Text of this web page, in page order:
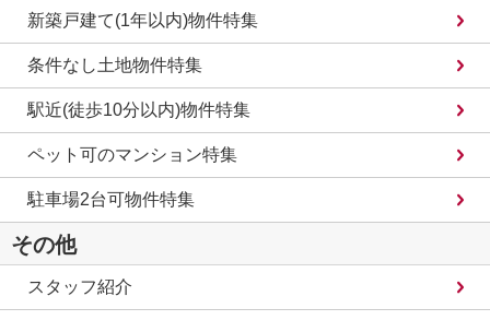
新築戸建て(1年以内)物件特集
条件なし土地物件特集
駅近(徒歩10分以内)物件特集
ペット可のマンション特集
駐車場2台可物件特集
その他
スタッフ紹介